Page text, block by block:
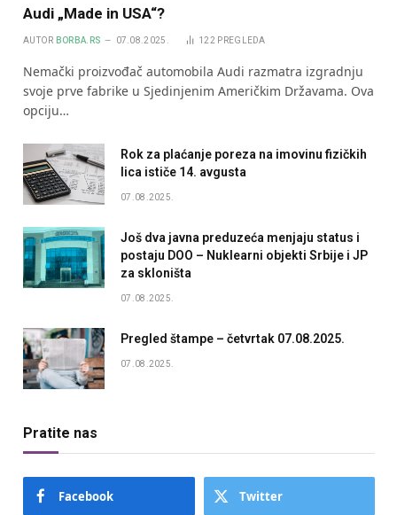
Audi „Made in USA“?
AUTOR BORBA.RS 07.08.2025. 122 PREGLEDA
Nemački proizvođač automobila Audi razmatra izgradnju
svoje prve fabrike u Sjedinjenim Američkim Državama. Ova
opciju…
Rok za plaćanje poreza na imovinu fizičkih
lica ističe 14. avgusta
07.08.2025.
Još dva javna preduzeća menjaju status i
postaju DOO – Nuklearni objekti Srbije i JP
za skloništa
07.08.2025.
Pregled štampe – četvrtak 07.08.2025.
07.08.2025.
Pratite nas
Facebook Twitter